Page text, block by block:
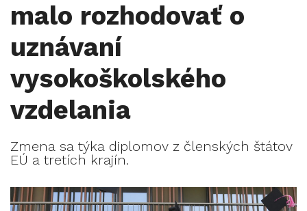
malo rozhodovať o
uznávaní
vysokoškolského
vzdelania
Zmena sa týka diplomov z členských štátov
EÚ a tretích krajín.